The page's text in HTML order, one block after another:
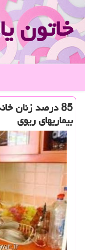
خاتون
85 درصد زنان
بیماریهای ریوی